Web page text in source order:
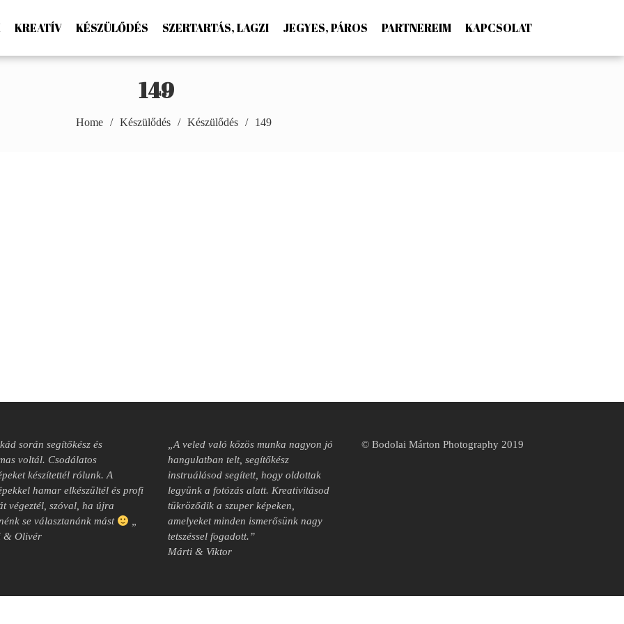
Photography
KREATÍV KÉSZÜLŐDÉS SZERTARTÁS, LAGZI JEGYES, PÁROS PARTNEREIM KAPCSOLAT
149
Home Készülődés Készülődés 149
során segítőkész és
voltál. Csodálatos
készítettél rólunk.A
hamar elkészültél és profi
végeztél, szóval, ha újra
se választanánk mást
& Olivér
„A veled való közös munka nagyon jó
hangulatban telt, segítőkész
instruálásod segített, hogy oldottak
legyünk a fotózás alatt. Kreativitásod
tükröződik a szuper képeken,
amelyeket minden ismerősünk nagy
tetszéssel fogadott.”
Márti & Viktor
© Bodolai Márton Photography 2019